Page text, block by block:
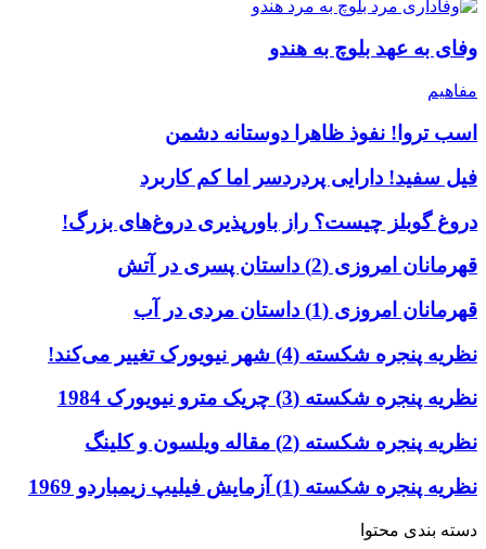
وفای به عهد بلوچ به هندو
مفاهیم
اسب تروا! نفوذ ظاهرا دوستانه دشمن
فیل سفید! دارایی پردردسر اما کم کاربرد
دروغ گوبلز چیست؟ راز باورپذیری دروغ‌های بزرگ!
قهرمانان امروزی (2) داستان پسری در آتش
قهرمانان امروزی (1) داستان مردی در آب
نظریه پنجره شکسته (4) شهر نیویورک تغییر می‌کند!
نظریه پنجره شکسته (3) چریک مترو نیویورک 1984
نظریه پنجره شکسته (2) مقاله ویلسون و کلینگ
نظریه پنجره شکسته (1) آزمایش فیلیپ زیمباردو 1969
دسته بندی محتوا